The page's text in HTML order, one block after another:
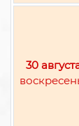
30